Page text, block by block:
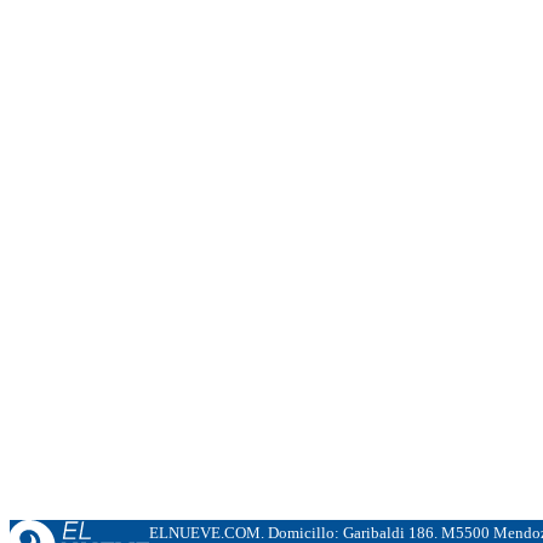
ELNUEVE.COM. Domicillo: Garibaldi 186. M5500